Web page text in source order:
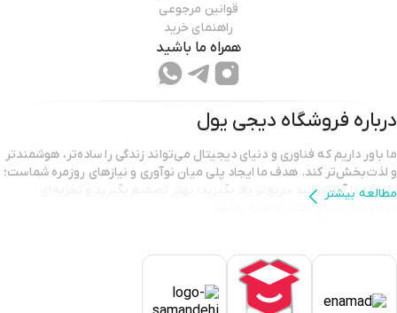
قوانین مرجوعی
راهنمای خرید
همراه ما باشید
درباره فروشگاه دیجی یول
ما باور داریم که فناوری و دنیای دیجیتال می‌تواند زندگی را ساده‌تر، هوشمندتر
و لذت‌بخش‌تر کند. هدف ما ایجاد پلی میان نوآوری و نیازهای روزمره شماست؛
پلی که با آن بتوانید سریع‌تر یاد بگیرید، بهتر تصمیم بگیرید و تجربه‌ای
متفاوت از دنیای آنلاین داشته باشید.
کسب‌وکارها کمک کند.
چشم‌انداز ما: تبدیل شدن به مرجع قابل اعتماد برای یادگیری و
خدمات دیجیتال در ایران و فراتر از آن.
🤝ارزش‌های ما: صداقت، کیفیت، نوآوری و همراهی با کاربران در هر
مطالعه بیشتر